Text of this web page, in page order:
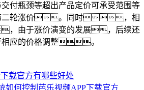
付瓶颈等超出产品定价可承受范围等
二轮涨价。同时，相
，由于涨价演变的发展，后续还
相应的价格调整。
载官方有哪些好处
如何控制芭乐视频APP下载官方